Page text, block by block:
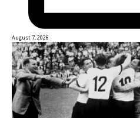
August 7, 2026